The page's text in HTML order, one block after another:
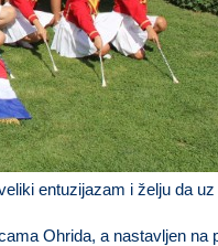
entuzijazam i želju da uz
Ohrida, a nastavljen na